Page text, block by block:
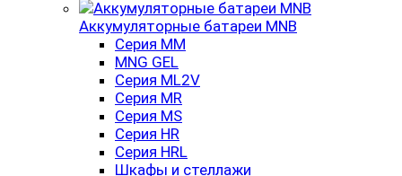
Аккумуляторные батареи MNB
Серия MM
MNG GEL
Серия ML2V
Серия MR
Серия MS
Серия HR
Серия HRL
Шкафы и стеллажи